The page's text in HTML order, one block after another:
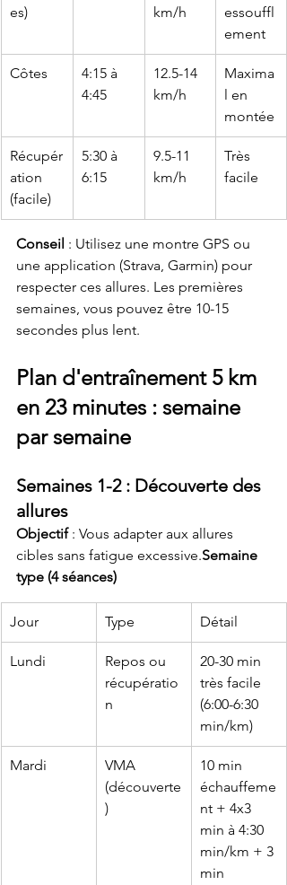
es)
km/h
essouffl
ement
Côtes
4:15 à
4:45
12.5-14
km/h
Maxima
l en
montée
Récupér
ation
(facile)
5:30 à
6:15
9.5-11
km/h
Très
facile
Conseil : Utilisez une montre GPS ou
une application (Strava, Garmin) pour
respecter ces allures. Les premières
semaines, vous pouvez être 10-15
secondes plus lent.
Plan d'entraînement 5 km
en 23 minutes : semaine
par semaine
Semaines 1-2 : Découverte des
allures
Objectif : Vous adapter aux allures
cibles sans fatigue excessive.Semaine
type (4 séances)
Jour Type Détail
Lundi
Repos ou
récupératio
n
20-30 min
très facile
(6:00-6:30
min/km)
Mardi
VMA
(découverte
)
10 min
échauffeme
nt + 4x3
min à 4:30
min/km + 3
min